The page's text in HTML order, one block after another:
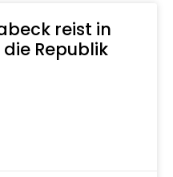
reist in
Republik